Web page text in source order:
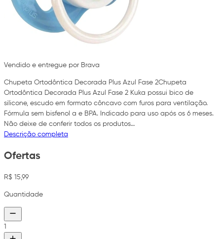
Vendido e entregue por Brava
Chupeta Ortodôntica Decorada Plus Azul Fase 2Chupeta
Ortodôntica Decorada Plus Azul Fase 2 Kuka possui bico de
silicone, escudo em formato côncavo com furos para ventilação.
Fórmula sem bisfenol a e BPA. Indicado para uso após os 6 meses.
Não deixe de conferir todos os produtos…
Descrição completa
Ofertas
R$ 15,99
Quantidade
1